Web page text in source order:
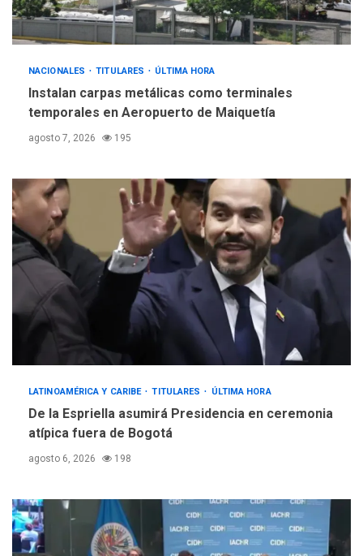
NACIONALES TITULARES ÚLTIMA HORA
Instalan carpas metálicas como terminales
temporales en Aeropuerto de Maiquetía
agosto 7, 2026 195
LATINOAMÉRICA Y CARIBE TITULARES ÚLTIMA HORA
De la Espriella asumirá Presidencia en ceremonia
atípica fuera de Bogotá
agosto 6, 2026 198